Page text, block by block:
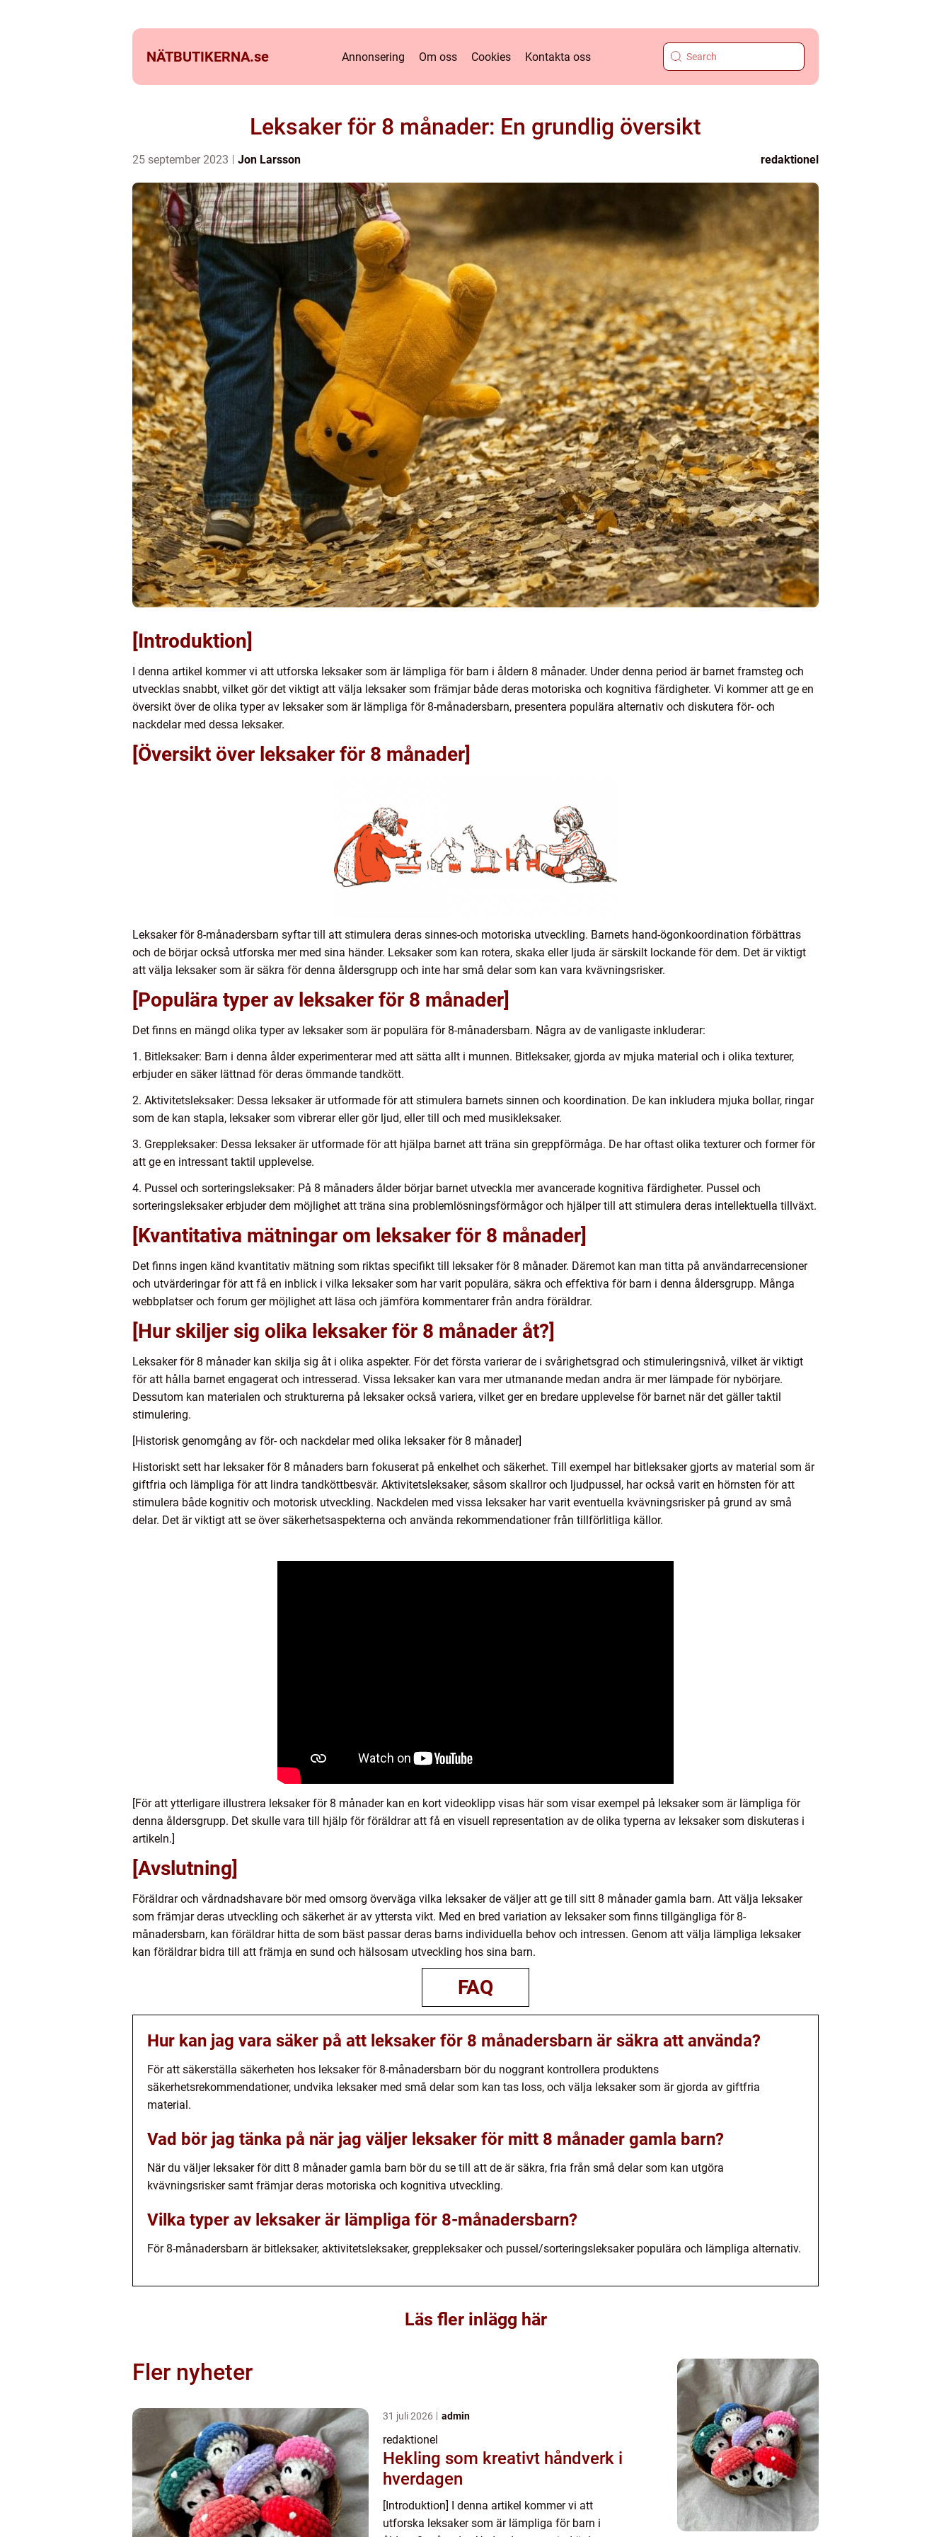
NÄTBUTIKERNA.se Annonsering Om oss Cookies Kontakta oss
Leksaker för 8 månader: En grundlig översikt
25 september 2023 Jon Larsson redaktionel
[Introduktion]
I denna artikel kommer vi att utforska leksaker som är lämpliga för barn i åldern 8 månader. Under denna period är barnet framsteg och
utvecklas snabbt, vilket gör det viktigt att välja leksaker som främjar både deras motoriska och kognitiva färdigheter. Vi kommer att ge en
översikt över de olika typer av leksaker som är lämpliga för 8-månadersbarn, presentera populära alternativ och diskutera för- och
nackdelar med dessa leksaker.
[Översikt över leksaker för 8 månader]
Leksaker för 8-månadersbarn syftar till att stimulera deras sinnes-och motoriska utveckling. Barnets hand-ögonkoordination förbättras
och de börjar också utforska mer med sina händer. Leksaker som kan rotera, skaka eller ljuda är särskilt lockande för dem. Det är viktigt
att välja leksaker som är säkra för denna åldersgrupp och inte har små delar som kan vara kvävningsrisker.
[Populära typer av leksaker för 8 månader]
Det finns en mängd olika typer av leksaker som är populära för 8-månadersbarn. Några av de vanligaste inkluderar:
1. Bitleksaker: Barn i denna ålder experimenterar med att sätta allt i munnen. Bitleksaker, gjorda av mjuka material och i olika texturer,
erbjuder en säker lättnad för deras ömmande tandkött.
2. Aktivitetsleksaker: Dessa leksaker är utformade för att stimulera barnets sinnen och koordination. De kan inkludera mjuka bollar, ringar
som de kan stapla, leksaker som vibrerar eller gör ljud, eller till och med musikleksaker.
3. Greppleksaker: Dessa leksaker är utformade för att hjälpa barnet att träna sin greppförmåga. De har oftast olika texturer och former för
att ge en intressant taktil upplevelse.
4. Pussel och sorteringsleksaker: På 8 månaders ålder börjar barnet utveckla mer avancerade kognitiva färdigheter. Pussel och
sorteringsleksaker erbjuder dem möjlighet att träna sina problemlösningsförmågor och hjälper till att stimulera deras intellektuella tillväxt.
[Kvantitativa mätningar om leksaker för 8 månader]
Det finns ingen känd kvantitativ mätning som riktas specifikt till leksaker för 8 månader. Däremot kan man titta på användarrecensioner
och utvärderingar för att få en inblick i vilka leksaker som har varit populära, säkra och effektiva för barn i denna åldersgrupp. Många
webbplatser och forum ger möjlighet att läsa och jämföra kommentarer från andra föräldrar.
[Hur skiljer sig olika leksaker för 8 månader åt?]
Leksaker för 8 månader kan skilja sig åt i olika aspekter. För det första varierar de i svårighetsgrad och stimuleringsnivå, vilket är viktigt
för att hålla barnet engagerat och intresserad. Vissa leksaker kan vara mer utmanande medan andra är mer lämpade för nybörjare.
Dessutom kan materialen och strukturerna på leksaker också variera, vilket ger en bredare upplevelse för barnet när det gäller taktil
stimulering.
[Historisk genomgång av för- och nackdelar med olika leksaker för 8 månader]
Historiskt sett har leksaker för 8 månaders barn fokuserat på enkelhet och säkerhet. Till exempel har bitleksaker gjorts av material som är
giftfria och lämpliga för att lindra tandköttbesvär. Aktivitetsleksaker, såsom skallror och ljudpussel, har också varit en hörnsten för att
stimulera både kognitiv och motorisk utveckling. Nackdelen med vissa leksaker har varit eventuella kvävningsrisker på grund av små
delar. Det är viktigt att se över säkerhetsaspekterna och använda rekommendationer från tillförlitliga källor.
[För att ytterligare illustrera leksaker för 8 månader kan en kort videoklipp visas här som visar exempel på leksaker som är lämpliga för
denna åldersgrupp. Det skulle vara till hjälp för föräldrar att få en visuell representation av de olika typerna av leksaker som diskuteras i
artikeln.]
[Avslutning]
Föräldrar och vårdnadshavare bör med omsorg överväga vilka leksaker de väljer att ge till sitt 8 månader gamla barn. Att välja leksaker
som främjar deras utveckling och säkerhet är av yttersta vikt. Med en bred variation av leksaker som finns tillgängliga för 8-
månadersbarn, kan föräldrar hitta de som bäst passar deras barns individuella behov och intressen. Genom att välja lämpliga leksaker
kan föräldrar bidra till att främja en sund och hälsosam utveckling hos sina barn.
FAQ
Hur kan jag vara säker på att leksaker för 8 månadersbarn är säkra att använda?
För att säkerställa säkerheten hos leksaker för 8-månadersbarn bör du noggrant kontrollera produktens
säkerhetsrekommendationer, undvika leksaker med små delar som kan tas loss, och välja leksaker som är gjorda av giftfria
material.
Vad bör jag tänka på när jag väljer leksaker för mitt 8 månader gamla barn?
När du väljer leksaker för ditt 8 månader gamla barn bör du se till att de är säkra, fria från små delar som kan utgöra
kvävningsrisker samt främjar deras motoriska och kognitiva utveckling.
Vilka typer av leksaker är lämpliga för 8-månadersbarn?
För 8-månadersbarn är bitleksaker, aktivitetsleksaker, greppleksaker och pussel/sorteringsleksaker populära och lämpliga alternativ.
Läs fler inlägg här
Fler nyheter
31 juli 2026 admin
redaktionel
Hekling som kreativt håndverk i
hverdagen
[Introduktion] I denna artikel kommer vi att
utforska leksaker som är lämpliga för barn i